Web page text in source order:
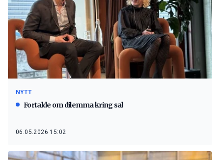
NYTT
Fortalde om dilemma kring sal
06.05.2026 15:02